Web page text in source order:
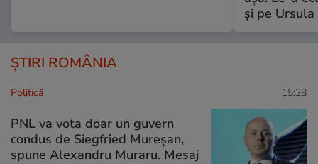
și pe
ȘTIRI ROMÂNIA
Politică 15:28
PNL va vota doar un guvern
condus de Siegfried Mureșan,
spune Alexandru Muraru. Mesaj